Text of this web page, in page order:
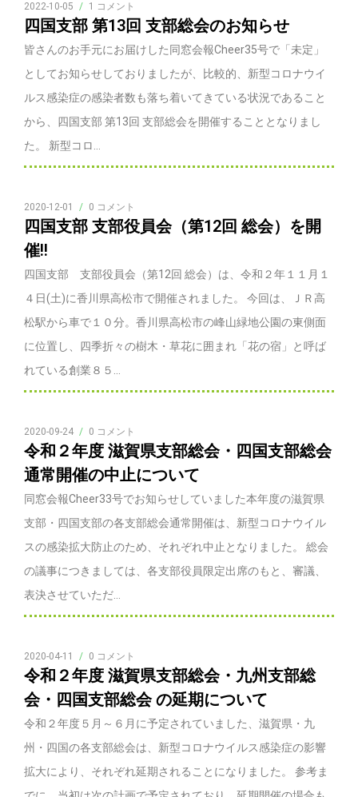
2022-10-05 / 1 コメント
四国支部 第13回 支部総会のお知らせ
皆さんのお手元にお届けした同窓会報Cheer35号で「未定」
としてお知らせしておりましたが、比較的、新型コロナウイ
ルス感染症の感染者数も落ち着いてきている状況であること
から、四国支部 第13回 支部総会を開催することとなりまし
た。 新型コロ...
2020-12-01 / 0 コメント
四国支部 支部役員会（第12回 総会）を開
催!!
四国支部 支部役員会（第12回 総会）は、令和２年１１月１
４日(土)に香川県高松市で開催されました。 今回は、ＪＲ高
松駅から車で１０分。香川県高松市の峰山緑地公園の東側面
に位置し、四季折々の樹木・草花に囲まれ「花の宿」と呼ば
れている創業８５...
2020-09-24 / 0 コメント
令和２年度 滋賀県支部総会・四国支部総会
通常開催の中止について
同窓会報Cheer33号でお知らせしていました本年度の滋賀県
支部・四国支部の各支部総会通常開催は、新型コロナウイル
スの感染拡大防止のため、それぞれ中止となりました。 総会
の議事につきましては、各支部役員限定出席のもと、審議、
表決させていただ...
2020-04-11 / 0 コメント
令和２年度 滋賀県支部総会・九州支部総
会・四国支部総会 の延期について
令和２年度５月～６月に予定されていました、滋賀県・九
州・四国の各支部総会は、新型コロナウイルス感染症の影響
拡大により、それぞれ延期されることになりました。 参考ま